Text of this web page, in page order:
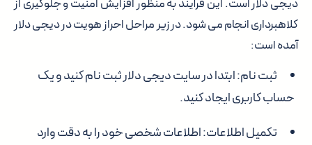
دیجی دلار است. این فرآیند به منظور افزایش امنیت و جلوگیری از
کلاهبرداری انجام می شود. در زیر مراحل احراز هویت در دیجی دلار
آمده است:
ثبت نام:ابتدا در سایت دیجی دلار ثبت نام کنید و یک
حساب کاربری ایجاد کنید.
تکمیل اطلاعات:اطلاعات شخصی خود را به دقت وارد